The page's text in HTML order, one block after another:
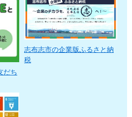
だち
志布志市の企業版ふるさと納
税